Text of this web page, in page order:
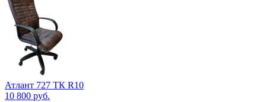
Атлант 727 ТК R10
10 800 руб.